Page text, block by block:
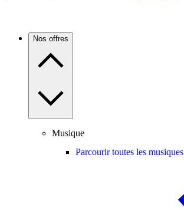
Nos offres
Musique
Parcourir toutes les musiques